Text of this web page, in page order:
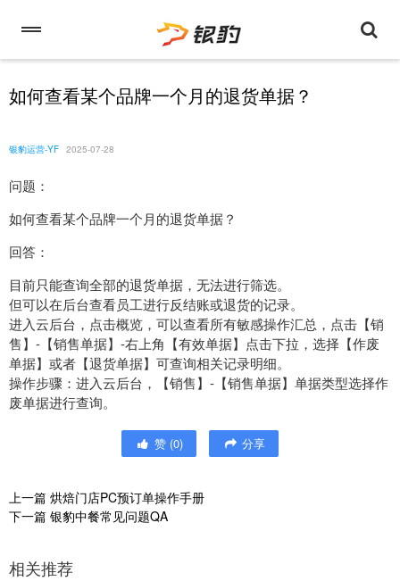
如何查看某个品牌一个月的退货单据？
银豹运营-YF 2025-07-28
问题：
如何查看某个品牌一个月的退货单据？
回答：
目前只能查询全部的退货单据，无法进行筛选。
但可以在后台查看员工进行反结账或退货的记录。
进入云后台，点击概览，可以查看所有敏感操作汇总，点击【销
售】-【销售单据】-右上角【有效单据】点击下拉，选择【作废
单据】或者【退货单据】可查询相关记录明细。
操作步骤：进入云后台，【销售】-【销售单据】单据类型选择作
废单据进行查询。
赞 (0) 分享
上一篇 烘焙门店PC预订单操作手册
下一篇 银豹中餐常见问题QA
相关推荐